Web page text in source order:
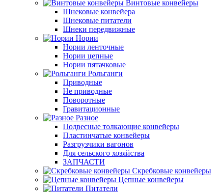
Винтовые конвейеры
Шнековые конвейера
Шнековые питатели
Шнеки передвижные
Нории
Нории ленточные
Нории цепные
Нории пятачковые
Рольганги
Приводные
Не приводные
Поворотные
Гравитационные
Разное
Подвесные толкающие конвейеры
Пластинчатые конвейеры
Разгрузчики вагонов
Для сельского хозяйства
ЗАПЧАСТИ
Скребковые конвейеры
Цепные конвейеры
Питатели